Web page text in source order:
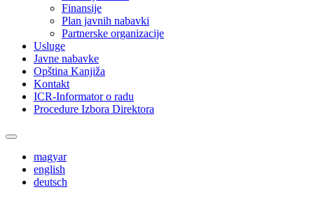
Finansije
Plan javnih nabavki
Partnerske organizacije
Usluge
Javne nabavke
Opština Kanjiža
Kontakt
ICR-Informator o radu
Procedure Izbora Direktora
magyar
english
deutsch